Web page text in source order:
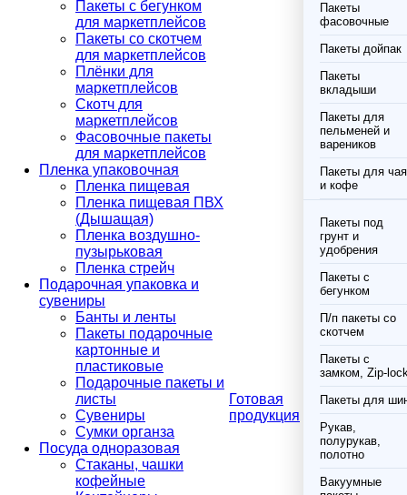
Пакеты с бегунком
для маркетплейсов
Пакеты со скотчем
для маркетплейсов
Плёнки для
маркетплейсов
Скотч для
маркетплейсов
Фасовочные пакеты
для маркетплейсов
Пленка упаковочная
Пленка пищевая
Пленка пищевая ПВХ
(Дышащая)
Пленка воздушно-
пузырьковая
Пленка стрейч
Подарочная упаковка и
сувениры
Банты и ленты
Пакеты подарочные
картонные и
пластиковые
Подарочные пакеты и
листы
Сувениры
Сумки органза
Посуда одноразовая
Стаканы, чашки
кофейные
Готовая
продукция
Пакеты
фасовочные
Пакеты дойпак
Пакеты
вкладыши
Пакеты для
пельменей и
вареников
Пакеты для чая
и кофе
Пакеты под
грунт и
удобрения
Пакеты с
бегунком
П/п пакеты со
скотчем
Пакеты с
замком, Zip-
Пакеты для
Рукав,
полурукав,
полотно
Вакуумные